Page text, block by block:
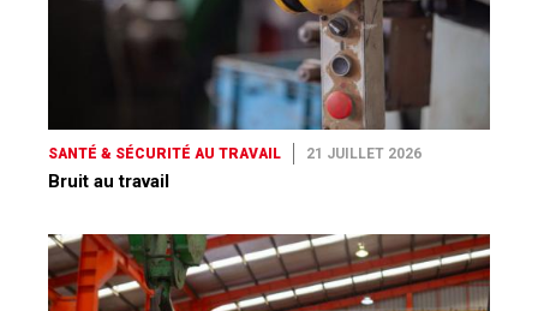
SANTÉ & SÉCURITÉ AU TRAVAIL 21 JUILLET 2026
Bruit au travail